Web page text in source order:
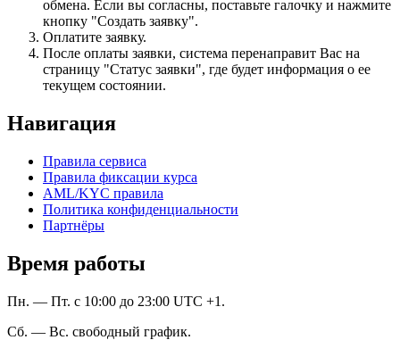
обмена. Если вы согласны, поставьте галочку и нажмите
кнопку "Создать заявку".
Оплатите заявку.
После оплаты заявки, система перенаправит Вас на
страницу "Статус заявки", где будет информация о ее
текущем состоянии.
Навигация
Правила сервиса
Правила фиксации курса
AML/KYC правила
Политика конфиденциальности
Партнёры
Время работы
Пн. — Пт. с 10:00 до 23:00 UTC +1.
Сб. — Вс. свободный график.